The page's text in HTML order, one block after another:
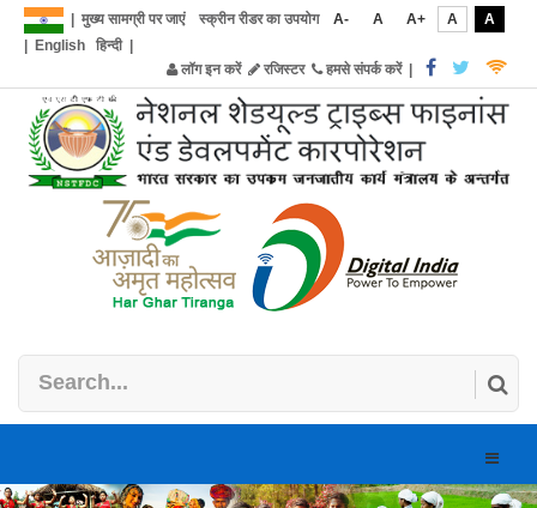
मुख्य सामग्री पर जाएं स्क्रीन रीडर का उपयोग A- A A+ A
A
English हिन्दी|
लॉग इन करें
रजिस्टर हमसे संपर्क करें|
Toggle